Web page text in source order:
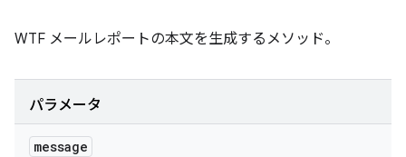
WTF メールレポートの本文を生成するメソッド。
パラメータ
message